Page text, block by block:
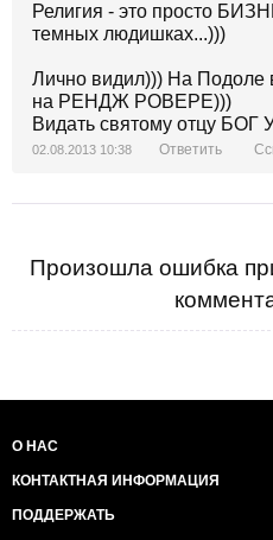
Религия - это просто
темных людишках...)))
Лично видил))) На
на РЕНДЖ РОВЕРЕ)))
Видать святому отцу
02.08.2013 10:38 Ответить
Произошла ошибка
О НАС
КОНТАКТНАЯ ИНФОРМАЦИЯ
ПОДДЕРЖАТЬ